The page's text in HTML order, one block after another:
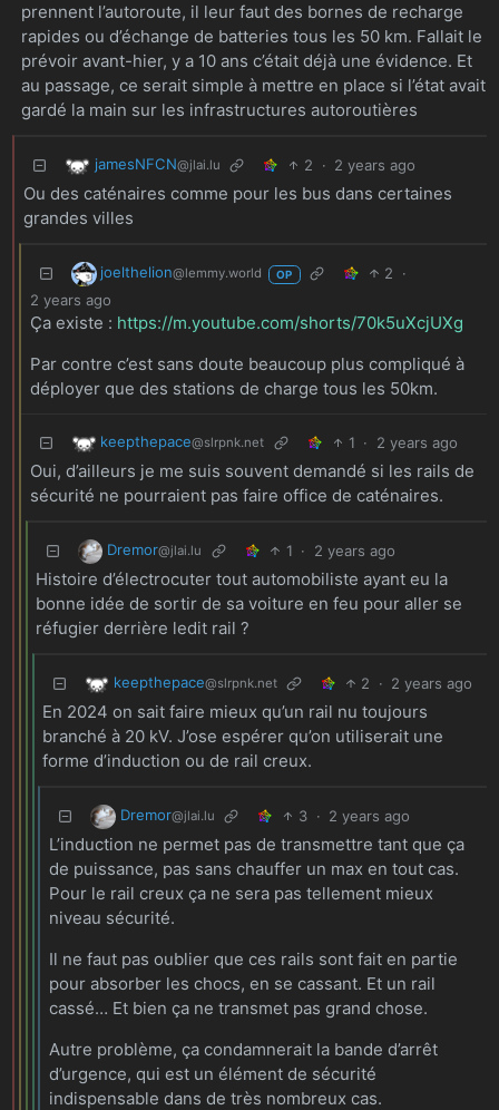
prennent l’autoroute, il leur faut des bornes de recharge
rapides ou d’échange de batteries tous les 50 km. Fallait le
prévoir avant-hier, y a 10 ans c’était déjà une évidence. Et
au passage, ce serait simple à mettre en place si l’état avait
gardé la main sur les infrastructures autoroutières
jamesNFCN@jlai.lu 2 · 2 years ago
Ou des caténaires comme pour les bus dans certaines
grandes villes
joelthelion@lemmy.world OP 2
·
2 years ago
Ça existe : https://m.youtube.com/shorts/70k5uXcjUXg
Par contre c’est sans doute beaucoup plus compliqué à
déployer que des stations de charge tous les 50km.
keepthepace@slrpnk.net 1 · 2 years ago
Oui, d’ailleurs je me suis souvent demandé si les rails de
sécurité ne pourraient pas faire office de caténaires.
Dremor@jlai.lu 1 · 2 years ago
Histoire d’électrocuter tout automobiliste ayant eu la
bonne idée de sortir de sa voiture en feu pour aller se
réfugier derrière ledit rail ?
keepthepace@slrpnk.net 2 · 2 years ago
En 2024 on sait faire mieux qu’un rail nu toujours
branché à 20 kV. J’ose espérer qu’on utiliserait une
forme d’induction ou de rail creux.
Dremor@jlai.lu 3 · 2 years ago
L’induction ne permet pas de transmettre tant que ça
de puissance, pas sans chauffer un max en tout cas.
Pour le rail creux ça ne sera pas tellement mieux
niveau sécurité.
Il ne faut pas oublier que ces rails sont fait en partie
pour absorber les chocs, en se cassant. Et un rail
cassé… Et bien ça ne transmet pas grand chose.
Autre problème, ça condamnerait la bande d’arrêt
d’urgence, qui est un élément de sécurité
indispensable dans de très nombreux cas.